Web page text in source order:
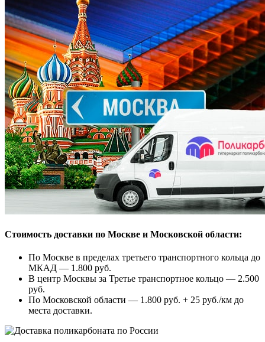
Стоимость доставки по Москве и Московской области:
По Москве в пределах третьего транспортного кольца до
МКАД — 1.800 руб.
В центр Москвы за Третье транспортное кольцо — 2.500
руб.
По Московской области — 1.800 руб. + 25 руб./км до
места доставки.